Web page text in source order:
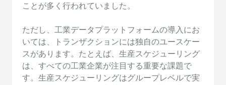
ことが多く行われていました。
ただし、工業データプラットフォームの導入にお
いては、トランザクションには独自のユースケー
スがあります。たとえば、生産スケジューリング
は、すべての工業企業が注目する重要な課題で
す。生産スケジューリングはグループレベルで実